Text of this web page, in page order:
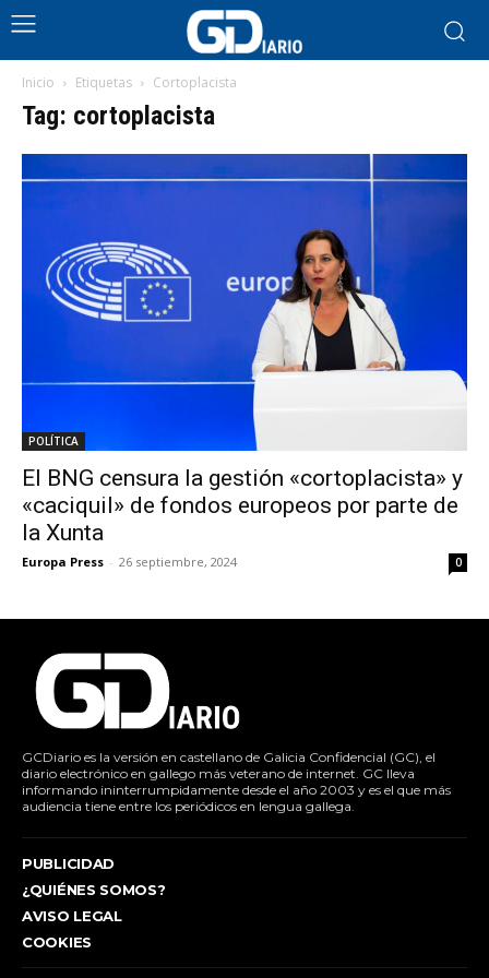
Inicio Etiquetas Cortoplacista
Tag: cortoplacista
POLÍTICA
El BNG censura la gestión «cortoplacista» y
«caciquil» de fondos europeos por parte de
la Xunta
Europa Press - 26 septiembre, 2024 0
GCDiario es la versión en castellano de Galicia Confidencial (GC), el
diario electrónico en gallego más veterano de internet. GC lleva
informando ininterrumpidamente desde el año 2003 y es el que más
audiencia tiene entre los periódicos en lengua gallega.
PUBLICIDAD
¿QUIÉNES SOMOS?
AVISO LEGAL
COOKIES